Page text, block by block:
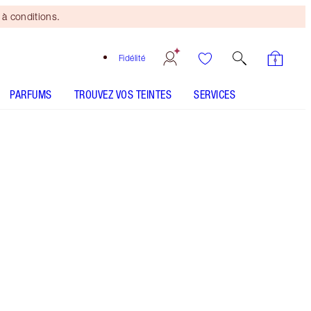
conditions.
Fidélité
PARFUMS TROUVEZ VOS TEINTES SERVICES